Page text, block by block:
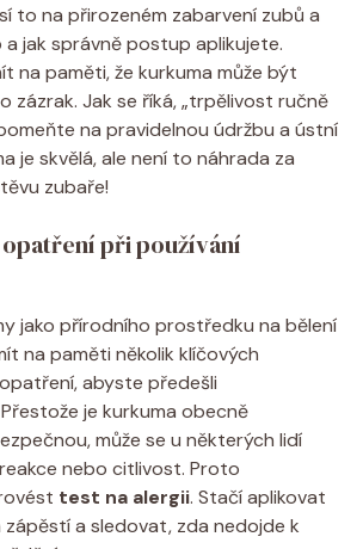
to na přirozeném zabarvení zubů a
jak správně postup aplikujete.
na paměti, že kurkuma může být
zázrak. Jak se říká, „trpělivost ručně
na pravidelnou údržbu a ústní
je skvělá, ale není to náhrada za
zubaře!
při používání
jako přírodního prostředku na bělení
na paměti několik klíčových
abyste předešli
je kurkuma obecně
může se u některých lidí
nebo citlivost. Proto
test na alergii. Stačí aplikovat
zápěstí a sledovat, zda nedojde k